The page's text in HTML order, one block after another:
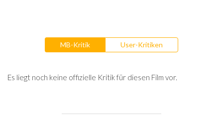
MB-Kritik User-Kritiken
Es liegt noch keine offizielle Kritik für diesen Film vor.